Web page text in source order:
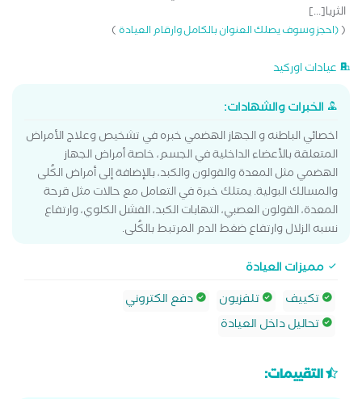
الثريا[...]
((احجز وسوف يصلك العنوان بالكامل وارقام العيادة)
عيادات اوركيد
الخبرات والشهادات:
اخصائي الباطنه و الجهاز الهضمي خبره في تشخيص وعلاج الأمراض
المتعلقة بالأعضاء الداخلية في الجسم، خاصة أمراض الجهاز
الهضمي مثل المعدة والقولون والكبد، بالإضافة إلى أمراض الكُلى
والمسالك البولية. يمتلك خبرة في التعامل مع حالات مثل قرحة
المعدة، القولون العصبي، التهابات الكبد، الفشل الكلوي، وارتفاع
نسبه الزلال وارتفاع ضغط الدم المرتبط بالكُلى.
مميزات العيادة
تكييف
تلفزيون
دفع الكتروني
تحاليل داخل العيادة
التقييمات: